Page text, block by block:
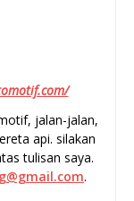
jalan-jalan,
api. silakan
tulisan saya.
.